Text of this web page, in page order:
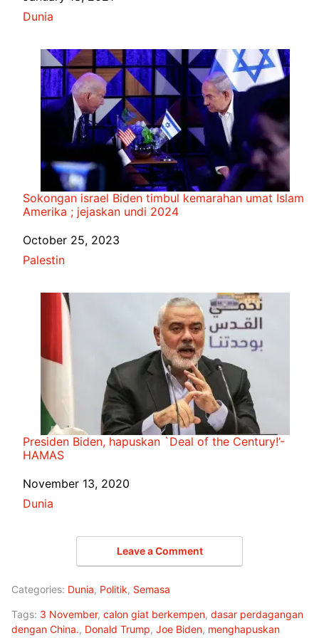
In relation to
Dunia
Sokongan israel Biden timbul kemarahan umat Islam
Amerika ; jejaskan undi 2024
Date
October 25, 2023
In relation to
Palestin
Presiden Biden, hapuskan `Deal of the Century!’-
HAMAS
Date
November 13, 2020
In relation to
Dunia
Leave a Comment
Categories: Dunia, Politik, Semasa
Tags: 3 November, calon giat berkempen, dasar perdagangan
dengan China., Donald Trump, Joe Biden, menghapuskan